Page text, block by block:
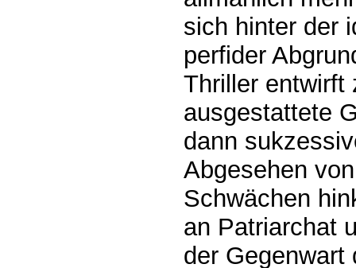
sich hinter der
perfider
Thriller entwirft
ausgestattete
dann
Abgesehen
Schwächen
an Patriarchat
der Gegenwart